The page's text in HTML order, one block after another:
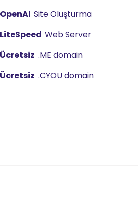
OpenAI Site Oluşturma
LiteSpeed Web Server
Ücretsiz .ME domain
Ücretsiz .CYOU domain